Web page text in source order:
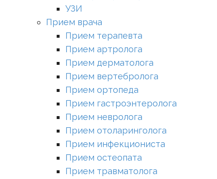
УЗИ
Прием врача
Прием терапевта
Прием артролога
Прием дерматолога
Прием вертебролога
Прием ортопеда
Прием гастроэнтеролога
Прием невролога
Прием отоларинголога
Прием инфекциониста
Прием остеопата
Прием травматолога